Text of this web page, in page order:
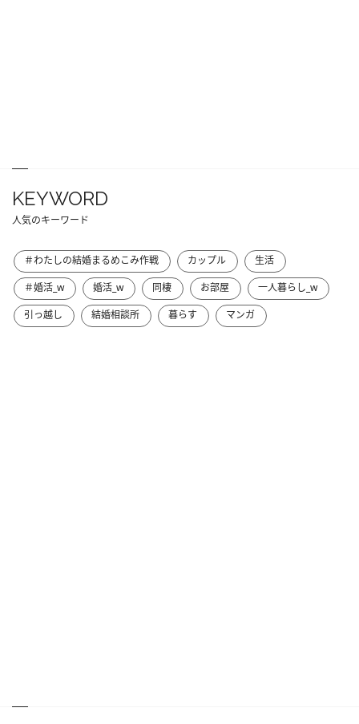
KEYWORD
人気のキーワード
＃わたしの結婚まるめこみ作戦 カップル
生活
＃婚活_w
婚活_w 同棲 お部屋
一人暮らし_w
引っ越し
結婚相談所 暮らす マンガ